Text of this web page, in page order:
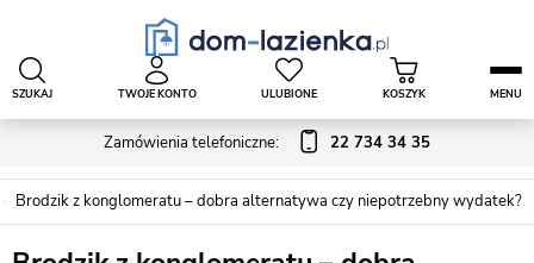
Zamówienia telefoniczne: 22 734 34 35
SZUKAJ TWOJE KONTO ULUBIONE KOSZYK MENU
Brodzik z konglomeratu – dobra alternatywa czy niepotrzebny wydatek?